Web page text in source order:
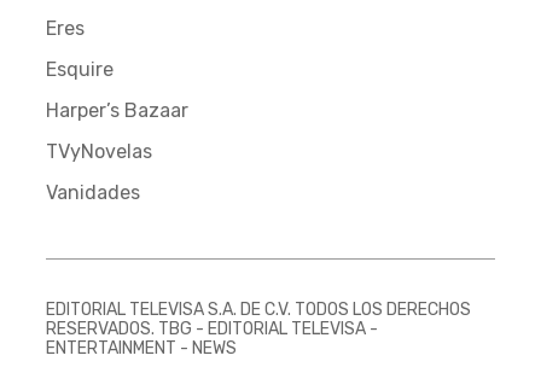
Eres
Esquire
Harper’s Bazaar
TVyNovelas
Vanidades
EDITORIAL TELEVISA S.A. DE C.V. TODOS LOS DERECHOS
RESERVADOS. TBG - EDITORIAL TELEVISA -
ENTERTAINMENT - NEWS